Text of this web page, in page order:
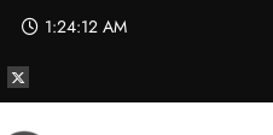
1:24:12 AM